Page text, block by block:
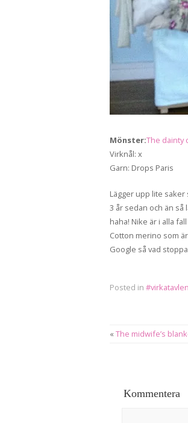
Mönster:The dainty
Virknål: x
Garn: Drops Paris
Lägger upp lite
3 år sedan och än så
haha! Nike är i alla
Cotton merino som
Google så vad
Posted in
« The midwife’s
Kommentera